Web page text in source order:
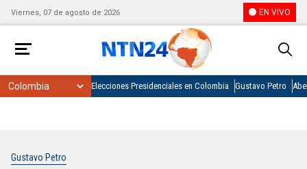
Viernes, 07 de agosto de 2026 EN VIVO
Elecciones Presidenciales en Colombia Gustavo Petro
Gustavo Petro